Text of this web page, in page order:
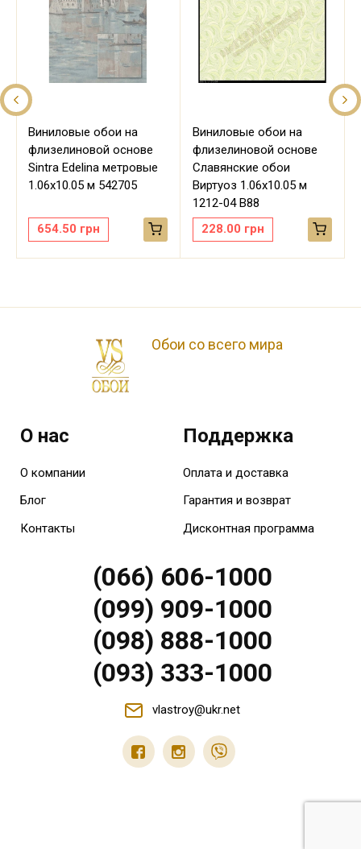
Виниловые обои на
флизелиновой основе
Sintra Edelina метровые
1.06х10.05 м 542705
654.50 грн
Виниловые обои на
флизелиновой основе
Славянские обои
Виртуоз 1.06х10.05 м
1212-04 В88
228.00 грн
Обои со всего мира
О нас
О компании
Блог
Контакты
Поддержка
Оплата и доставка
Гарантия и возврат
Дисконтная программа
(066) 606-1000
(099) 909-1000
(098) 888-1000
(093) 333-1000
vlastroy@ukr.net